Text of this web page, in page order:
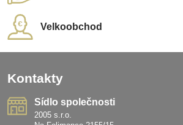
Velkoobchod
Kontakty
Sídlo společnosti
2005 s.r.o.